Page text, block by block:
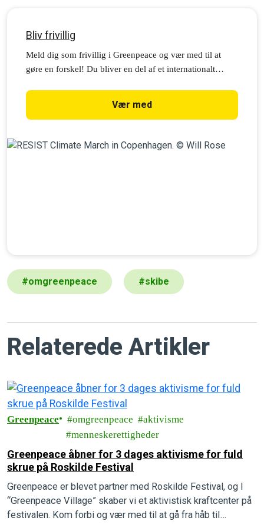
Bliv frivillig
Meld dig som frivillig i Greenpeace og vær med til at
gøre en forskel! Du bliver en del af et internationalt
balance.
Vær med
#omgreenpeace #skibe
Relaterede Artikler
Greenpeace omgreenpeace
aktivisme
menneskerettigheder
Greenpeace åbner for 3 dages aktivisme for fuld
skrue på Roskilde Festival
Greenpeace er blevet partner med Roskilde Festival, og I
“Greenpeace Village” skaber vi et aktivistisk kraftcenter på
festivalen. Kom forbi og vær med til at gå fra håb til